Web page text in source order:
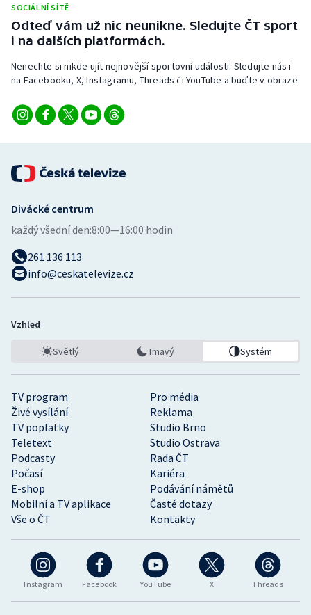
Triatlon
Veslování
Vodní slalom
Ostatní
SOCIÁLNÍ SÍTĚ
Odteď vám už nic neunikne. Sledujte ČT sport
i na dalších platformách.
Nenechte si nikde ujít nejnovější sportovní události. Sledujte nás i
na Facebooku, X, Instagramu, Threads či YouTube a buďte v obraze.
Instagram Facebook YouTube X Threads
TV program
Pro média
Živé vysílání
Reklama
TV poplatky
Studio Brno
Teletext
Studio Ostrava
Podcasty
Rada ČT
Počasí
Kariéra
E-shop
Podávání námětů
Mobilní a TV aplikace
Časté dotazy
Vše o ČT
Kontakty
Divácké centrum
každý všední den:8:00—16:00 hodin
261 136 113
info@ceskatelevize.cz
Vzhled
Světlý Tmavý Systém